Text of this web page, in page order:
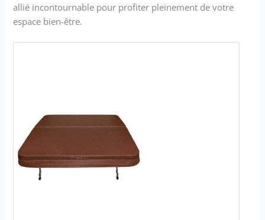
allié incontournable pour profiter pleinement de votre
espace bien-être.